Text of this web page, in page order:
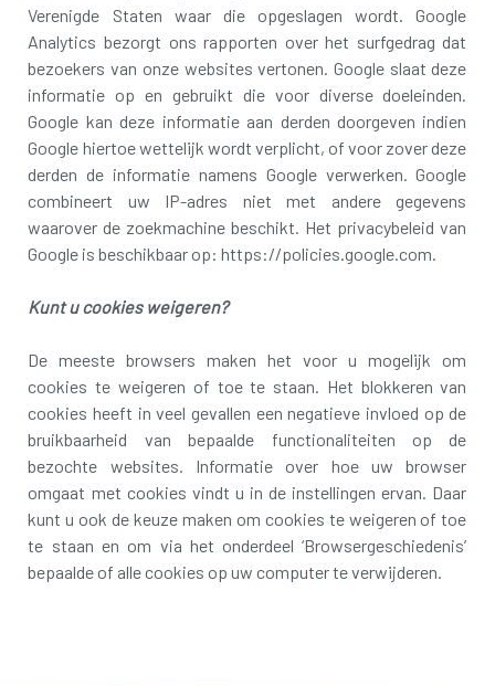
Verenigde Staten waar die opgeslagen wordt. Google
Analytics bezorgt ons rapporten over het surfgedrag dat
bezoekers van onze websites vertonen. Google slaat deze
informatie op en gebruikt die voor diverse doeleinden.
Google kan deze informatie aan derden doorgeven indien
Google hiertoe wettelijk wordt verplicht, of voor zover deze
derden de informatie namens Google verwerken. Google
combineert uw IP-adres niet met andere gegevens
waarover de zoekmachine beschikt. Het privacybeleid van
Google is beschikbaar op: https://policies.google.com.
Kunt u cookies weigeren?
De meeste browsers maken het voor u mogelijk om
cookies te weigeren of toe te staan. Het blokkeren van
cookies heeft in veel gevallen een negatieve invloed op de
bruikbaarheid van bepaalde functionaliteiten op de
bezochte websites. Informatie over hoe uw browser
omgaat met cookies vindt u in de instellingen ervan. Daar
kunt u ook de keuze maken om cookies te weigeren of toe
te staan en om via het onderdeel ‘Browsergeschiedenis’
bepaalde of alle cookies op uw computer te verwijderen.